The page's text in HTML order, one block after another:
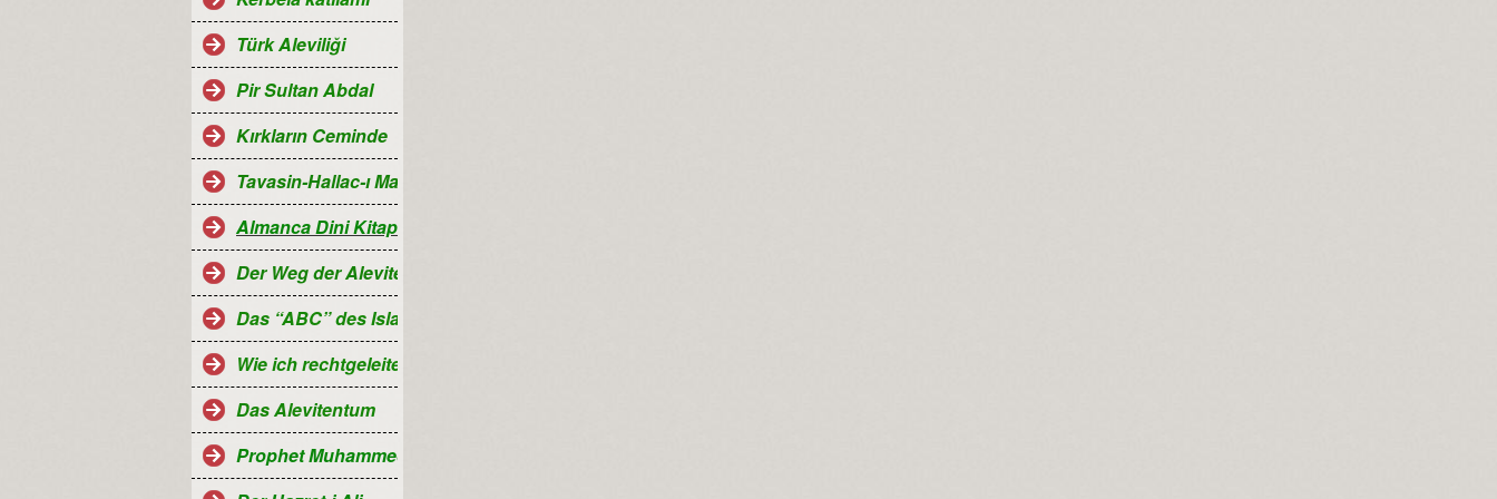
Türk Aleviliği
Pir Sultan Abdal
Kırkların Ceminde
Tavasin-Hallac-ı Mansur
Almanca Dini Kitaplar-Religiöse Bücher
Der Weg der Aleviten...
Das “ABC” des Islam
Wie ich rechtgeleitet wurde
Das Alevitentum
Prophet Muhammed